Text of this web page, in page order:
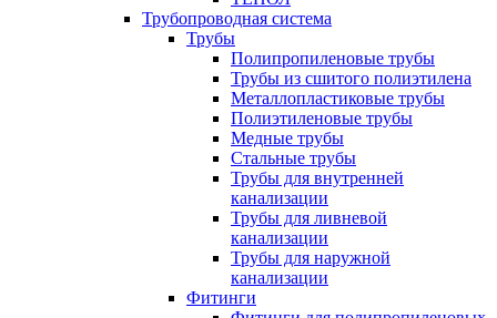
Трубопроводная система
Трубы
Полипропиленовые трубы
Трубы из сшитого полиэтилена
Металлопластиковые трубы
Полиэтиленовые трубы
Медные трубы
Стальные трубы
Трубы для внутренней
канализации
Трубы для ливневой
канализации
Трубы для наружной
канализации
Фитинги